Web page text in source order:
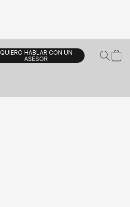
QUIERO HABLAR CON UN
ASESOR